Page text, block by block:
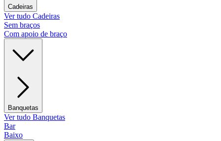
Cadeiras
Ver tudo Cadeiras
Sem braços
Com apoio de braço
Banquetas
Ver tudo Banquetas
Bar
Baixo